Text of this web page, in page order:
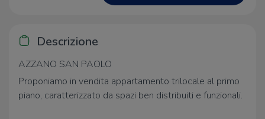
Descrizione
AZZANO SAN PAOLO
Proponiamo in vendita appartamento trilocale al primo
piano, caratterizzato da spazi ben distribuiti e funzionali.